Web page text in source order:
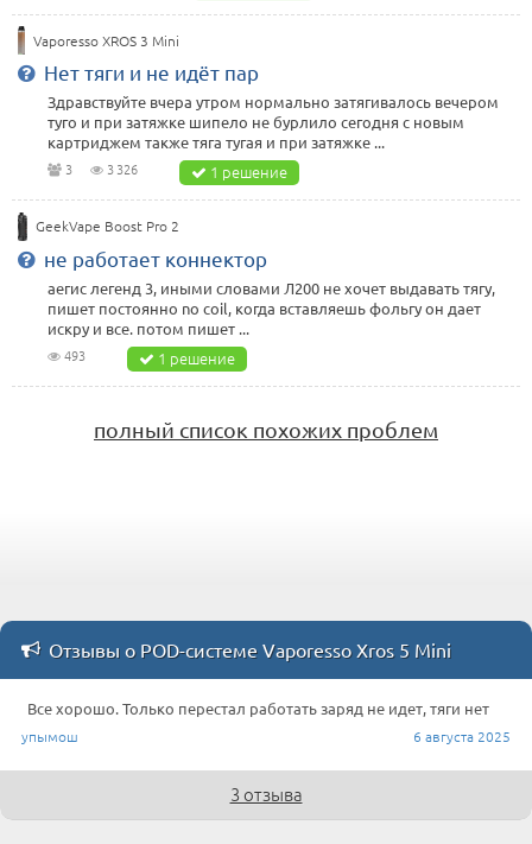
Vaporesso XROS 3 Mini
Нет тяги и не идёт пар
Здравствуйте вчера утром нормально затягивалось вечером
туго и при затяжке шипело не бурлило сегодня с новым
картриджем также тяга тугая и при затяжке ...
3 3 326 1 решение
GeekVape Boost Pro 2
не работает коннектор
аегис легенд 3, иными словами Л200 не хочет выдавать тягу,
пишет постоянно no coil, когда вставляешь фольгу он дает
искру и все. потом пишет ...
493 1 решение
полный список похожих проблем
Отзывы о POD-системе Vaporesso Xros 5 Mini
Все хорошо. Только перестал работать заряд не идет, тяги нет
упымош 6 августа 2025
3 отзыва